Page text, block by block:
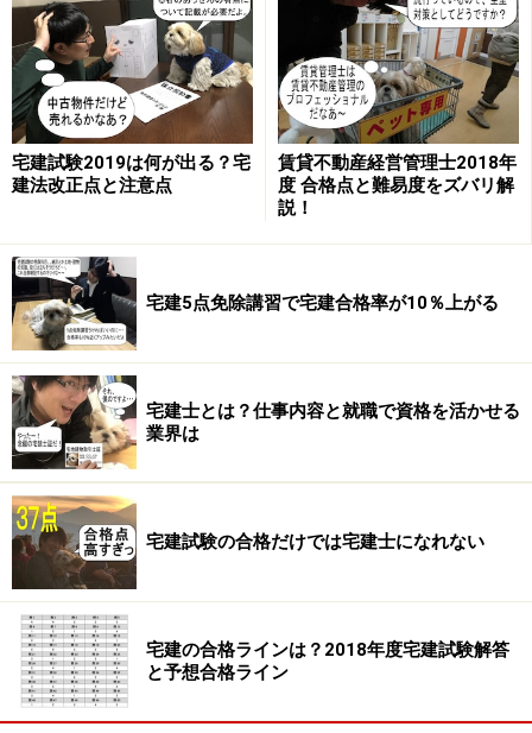
圏及び名古屋圏では昨年の下落から上昇に転じた。
地方圏をみると、地方中枢都市では全ての用途で三
大都市圏を上回る上昇を示している。地方圏のその
他の地域においても全ての用途で下落幅が縮小して
いる。
2 変動率
※変動率は％で表示しています。△はマイナスを意味し
ます。
平成27年1月以降の1年間の地価
3 予想問題
平成28年地価公示（平成28年3月公表）によれば、地方
圏をみると、地方中枢都市では全ての用途で三大都市圏
を上回る上昇を示している。また、地方圏のその他の地
域においては全ての用途で下落幅が拡大している。
宅建試験2019は何が出る？宅
建法改正点と注意点
賃貸不動産経営管理士2018年
度 合格点と難易度をズバリ解
説！
宅建5点免除講習で宅建合格率が10％上がる
宅建士とは？仕事内容と就職で資格を活かせる
業界は
宅建試験の合格だけでは宅建士になれない
宅建の合格ラインは？2018年度宅建試験解答
と予想合格ライン